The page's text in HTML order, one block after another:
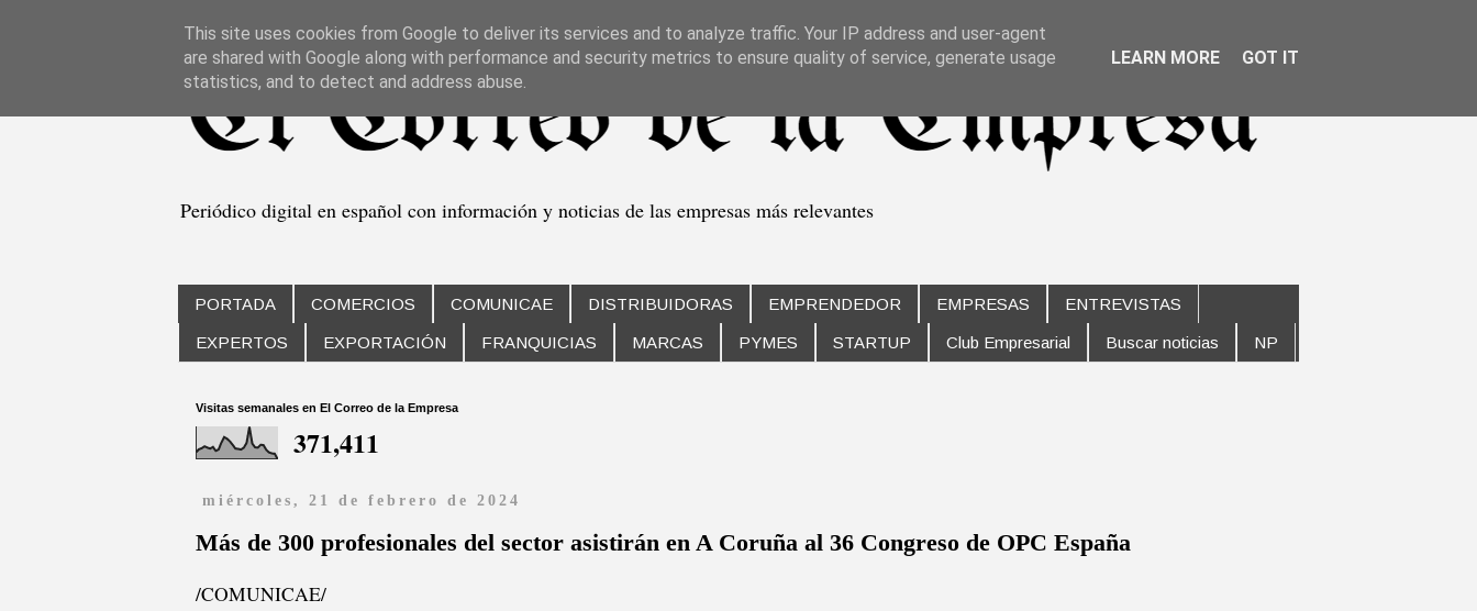
Periódico digital en español con información y noticias de las empresas más relevantes
PORTADA COMERCIOS COMUNICAE DISTRIBUIDORAS EMPRENDEDOR EMPRESAS ENTREVISTAS
EXPERTOS EXPORTACIÓN FRANQUICIAS MARCAS PYMES STARTUP Club Empresarial Buscar noticias NP
Visitas semanales en El Correo de la Empresa
371,411
miércoles, 21 de febrero de 2024
Más de 300 profesionales del sector asistirán en A Coruña al 36 Congreso de OPC España
/COMUNICAE/
This site uses cookies from Google to deliver its services and to analyze traffic. Your IP address and user-agent
are shared with Google along with performance and security metrics to ensure quality of service, generate usage
statistics, and to detect and address abuse.
LEARN MORE GOT IT